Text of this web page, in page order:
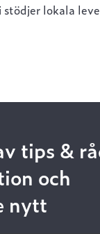
stödjer lokala
tips &
och
nytt